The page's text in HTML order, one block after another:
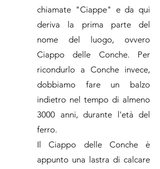
chiamate "Ciappe" e da qui
deriva la prima parte del
nome del luogo, ovvero
Ciappo delle Conche. Per
ricondurlo a Conche invece,
dobbiamo fare un balzo
indietro nel tempo di almeno
3000 anni, durante l'età del
ferro.
Il Ciappo delle Conche è
appunto una lastra di calcare